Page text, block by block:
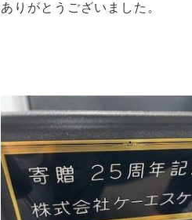
ありがとうございました。